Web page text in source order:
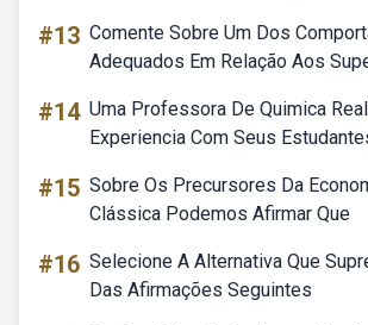
#13 Comente Sobre Um Dos
Adequados Em Relação Aos
#14 Uma Professora De Quimica
Experiencia Com Seus
#15 Sobre Os Precursores Da
Clássica Podemos Afirmar Que
#16 Selecione A Alternativa Que
Das Afirmações Seguintes